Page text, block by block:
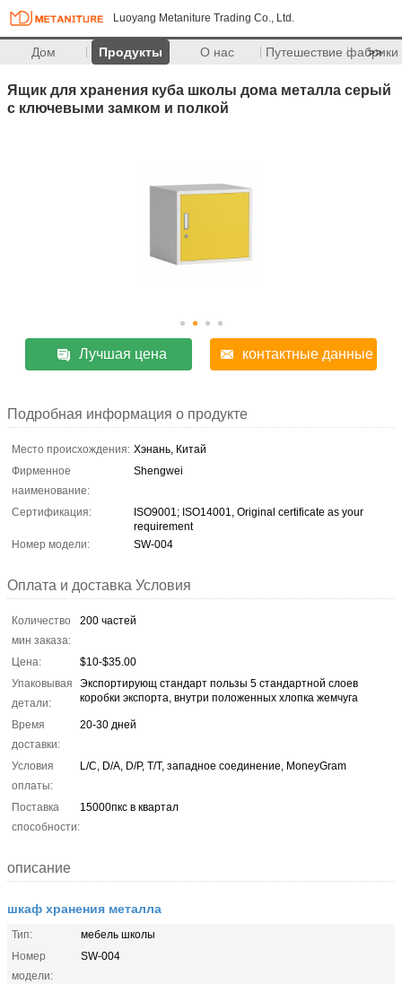
Luoyang Metaniture Trading Co., Ltd.
Дом Продукты О нас Путешествие фабрики
>>
Ящик для хранения куба школы дома металла серый
с ключевыми замком и полкой
Лучшая цена контактные данные
Подробная информация о продукте
Место происхождения: Хэнань, Китай
Фирменное
наименование:
Shengwei
Сертификация:
ISO9001; ISO14001, Original certificate as your
requirement
Номер модели:
SW-004
Оплата и доставка Условия
Количество
мин заказа:
200 частей
Цена:
$10-$35.00
Упаковывая
детали:
Экспортирующ стандарт пользы 5 стандартной слоев
коробки экспорта, внутри положенных хлопка жемчуга
Время
доставки:
20-30 дней
Условия
оплаты:
L/C, D/A, D/P, T/T, западное соединение, MoneyGram
Поставка
способности:
15000пкс в квартал
описание
шкаф хранения металла
Тип:
мебель школы
Номер
модели:
SW-004